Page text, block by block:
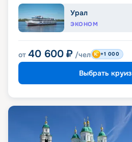
Урал
ЭКОНОМ
от 40 600 ₽ /чел +1 000
Выбрать круиз